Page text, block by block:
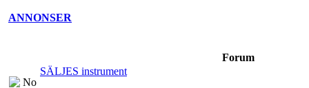
ANNONSER
Forum
SÄLJES instrument